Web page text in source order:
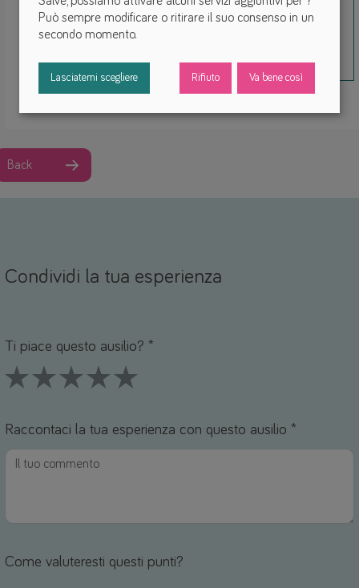
Back
Condividi la tua esperienza
Ti piace questo ausilio? *
Raccontaci la tua esperienza con questo ausilio *
Come valuteresti questi punti?
Può sempre modificare o ritirare il suo consenso in un
secondo momento.
Lasciatemi scegliere Rifiuto Va bene così